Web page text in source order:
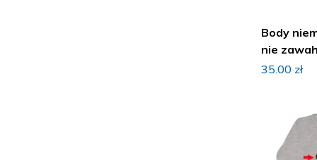
Body
nie
imieniem
35.00 zł